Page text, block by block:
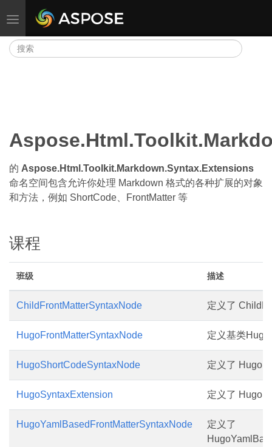
切换导航
的 Aspose.Html.Toolkit.Markdown.Syntax.Extensions
命名空间包含允许你处理 Markdown 格式的各种扩展的对象
和方法，例如 ShortCode、FrontMatter 等
课程
班级 描述
ChildFrontMatterSyntaxNode 定义了
HugoFrontMatterSyntaxNode 定义基类
HugoShortCodeSyntaxNode 定义了
HugoSyntaxExtension 定义了
HugoYamlBasedFrontMatterSyntaxNode
定义了